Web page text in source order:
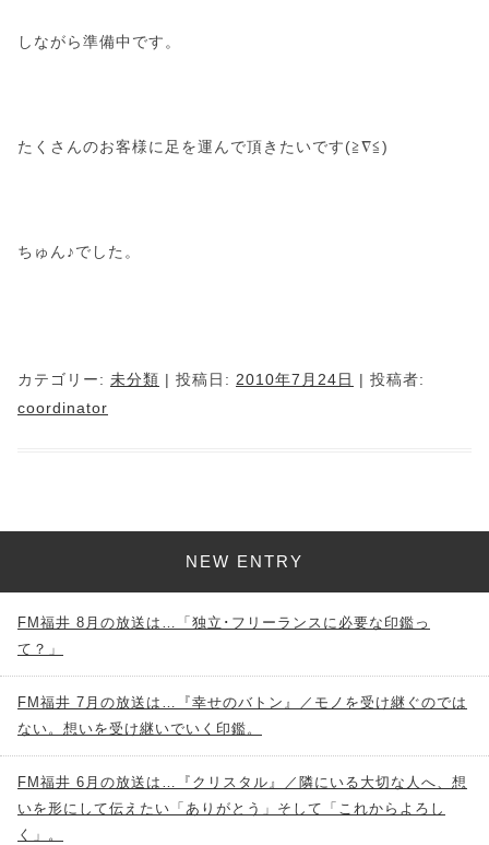
しながら準備中です。
たくさんのお客様に足を運んで頂きたいです(≧∇≦)
ちゅん♪でした。
カテゴリー: 未分類 | 投稿日: 2010年7月24日 | 投稿者:
coordinator
NEW ENTRY
FM福井 8月の放送は…「独立･フリーランスに必要な印鑑っ
て？」
FM福井 7月の放送は…『幸せのバトン』／モノを受け継ぐのでは
ない。想いを受け継いでいく印鑑。
FM福井 6月の放送は…『クリスタル』／隣にいる大切な人へ、想
いを形にして伝えたい「ありがとう」そして「これからよろし
く」。